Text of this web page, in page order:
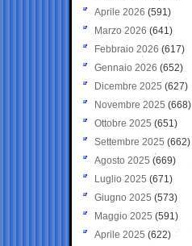
Aprile 2026 (591)
Marzo 2026 (641)
Febbraio 2026 (617)
Gennaio 2026 (652)
Dicembre 2025 (627)
Novembre 2025 (668)
Ottobre 2025 (651)
Settembre 2025 (662)
Agosto 2025 (669)
Luglio 2025 (671)
Giugno 2025 (573)
Maggio 2025 (591)
Aprile 2025 (622)